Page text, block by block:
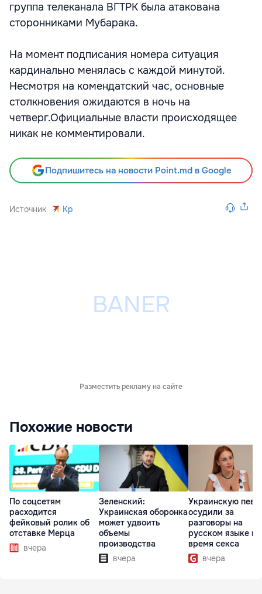
группа телеканала ВГТРК была атакована
сторонниками Мубарака.
На момент подписания номера ситуация
кардинально менялась с каждой минутой.
Несмотря на комендатский час, основные
столкновения ожидаются в ночь на
четверг.Официальные власти происходящее
никак не комментировали.
Подпишитесь на новости Point.md в Google
Источник Kp
Разместить рекламу на сайте
Похожие новости
По соцсетям
расходится
фейковый ролик об
отставке Мерца
вчера
Зеленский:
Украинская оборонка
может удвоить
объемы
производства
вчера
Украинскую
осудили за
разговоры на
русском языке во
время секса
вчера